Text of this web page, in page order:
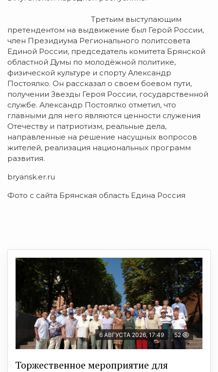
Третьим выступающим
претендентом на выдвижение был Герой России,
член Президиума Регионального политсовета
Единой России, председатель комитета Брянской
областной Думы по молодёжной политике,
физической культуре и спорту Александр
Постоялко. Он рассказал о своем боевом пути,
получении Звезды Героя России, государственной
службе. Александр Постоялко отметил, что
главными для него являются ценности служения
Отечеству и патриотизм, реальные дела,
направленные на решение насущных вопросов
жителей, реализация национальных программ
развития.
bryansk.er.ru
Фото с сайта Брянская область Едина Россия
6 АВГУСТА 2026, 17:49 52
Торжественное мероприятие для